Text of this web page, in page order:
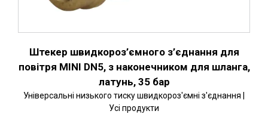
Штекер швидкороз’ємного з’єднання для
повітря MINI DN5, з наконечником для шланга,
латунь, 35 бар
Універсальні низького тиску швидкороз'ємні з'єднання |
Усі продукти